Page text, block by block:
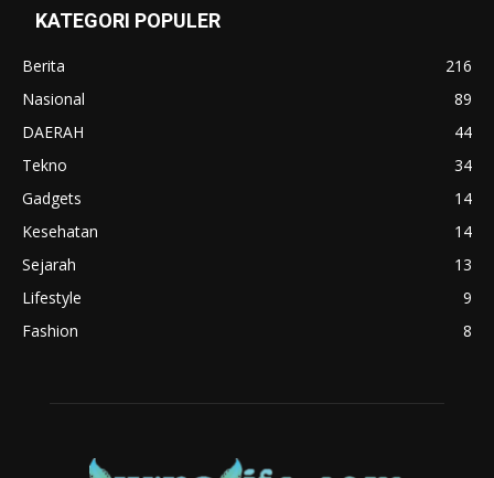
KATEGORI POPULER
Berita
216
Nasional
89
DAERAH
44
Tekno
34
Gadgets
14
Kesehatan
14
Sejarah
13
Lifestyle
9
Fashion
8